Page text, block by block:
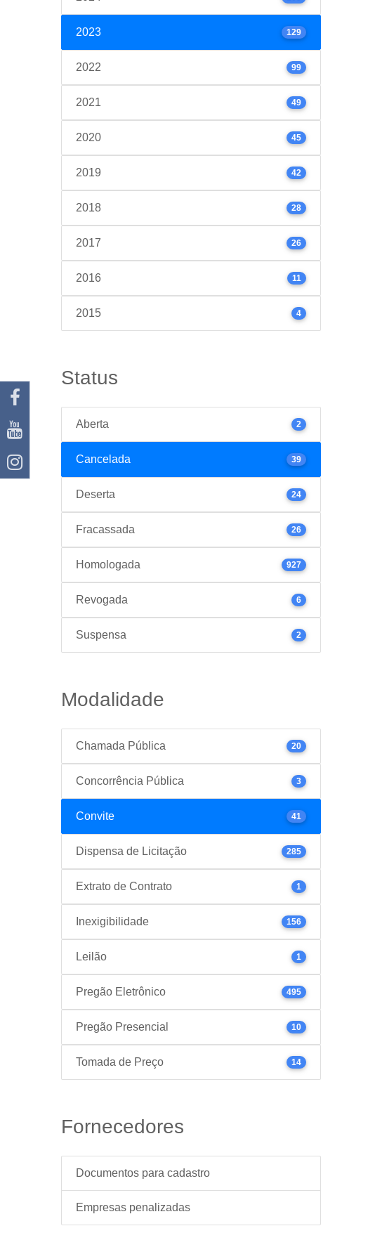
2023 129
2022 99
2021 49
2020 45
2019 42
2018 28
2017 26
2016 11
2015 4
Status
Aberta 2
Cancelada 39
Deserta 24
Fracassada 26
Homologada 927
Revogada 6
Suspensa 2
Modalidade
Chamada Pública 20
Concorrência Pública 3
Convite 41
Dispensa de Licitação 285
Extrato de Contrato 1
Inexigibilidade 156
Leilão 1
Pregão Eletrônico 495
Pregão Presencial 10
Tomada de Preço 14
Fornecedores
Documentos para cadastro
Empresas penalizadas